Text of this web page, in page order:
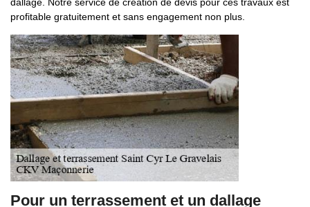
profitable gratuitement et sans engagement non plus.
Pour un terrassement et un dallage